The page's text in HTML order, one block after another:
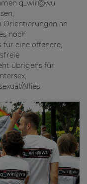
q_wir@wu
Orientierungen an
noch
eine offenere,
übrigens für:
Allies.